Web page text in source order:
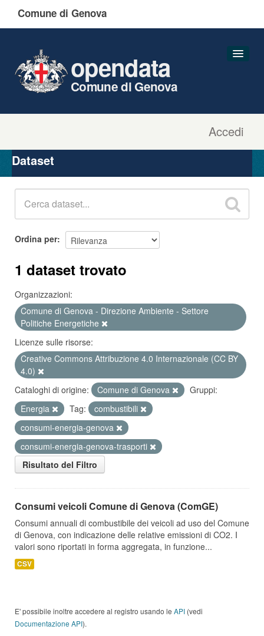
Comune di Genova
Accedi
opendata
Comune di Genova
Organizzazioni
Gruppi
Dataset
Ordina per
1 dataset trovato
Organizzazioni:
Comune di Genova - Direzione Ambiente - Settore
Politiche Energetiche
Licenze sulle risorse:
Creative Commons Attribuzione 4.0 Internazionale (CC BY
4.0)
Cataloghi di origine:
Comune di Genova
Gruppi:
Energia
Tag:
combustibili
consumi-energia-genova
consumi-energia-genova-trasporti
Risultato del Filtro
Consumi veicoli Comune di Genova (ComGE)
Consumi annuali di combustibile dei veicoli ad uso del Comune
di Genova, con indicazione delle relative emissioni di CO2. I
valori sono riportati in forma aggregata, in funzione...
CSV
E' possibile inoltre accedere al registro usando le API (vedi
Documentazione API).